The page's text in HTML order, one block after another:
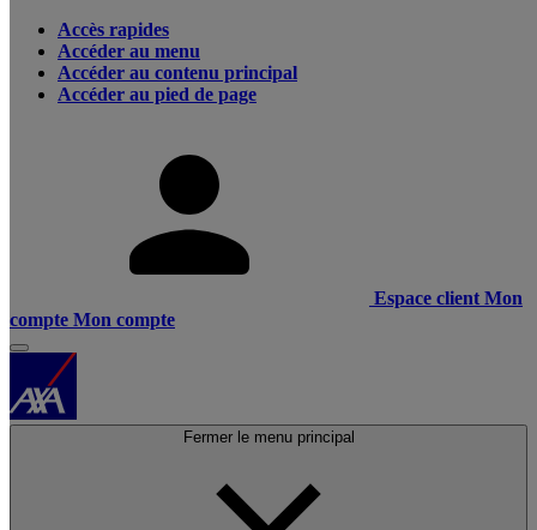
Accès rapides
Accéder au menu
Accéder au contenu principal
Accéder au pied de page
Espace client Mon
compte Mon compte
Fermer le menu principal